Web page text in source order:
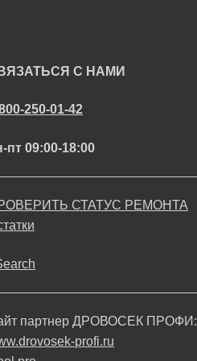
С НАМИ
250-01-42
пт 09:00-18:00
СТАТУС РЕМОНТА
партнер ДРОВОСЕК ПРОФИ:
profi.ru